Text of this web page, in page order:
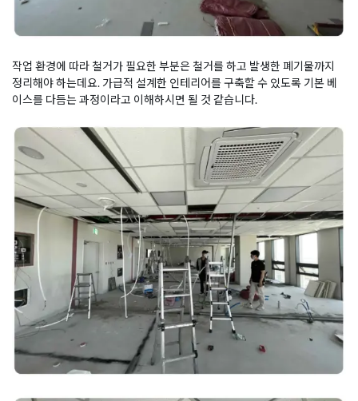
작업 환경에 따라 철거가 필요한 부분은 철거를 하고 발생한 폐기물까지
정리해야 하는데요. 가급적 설계한 인테리어를 구축할 수 있도록 기본 베
이스를 다듬는 과정이라고 이해하시면 될 것 같습니다.